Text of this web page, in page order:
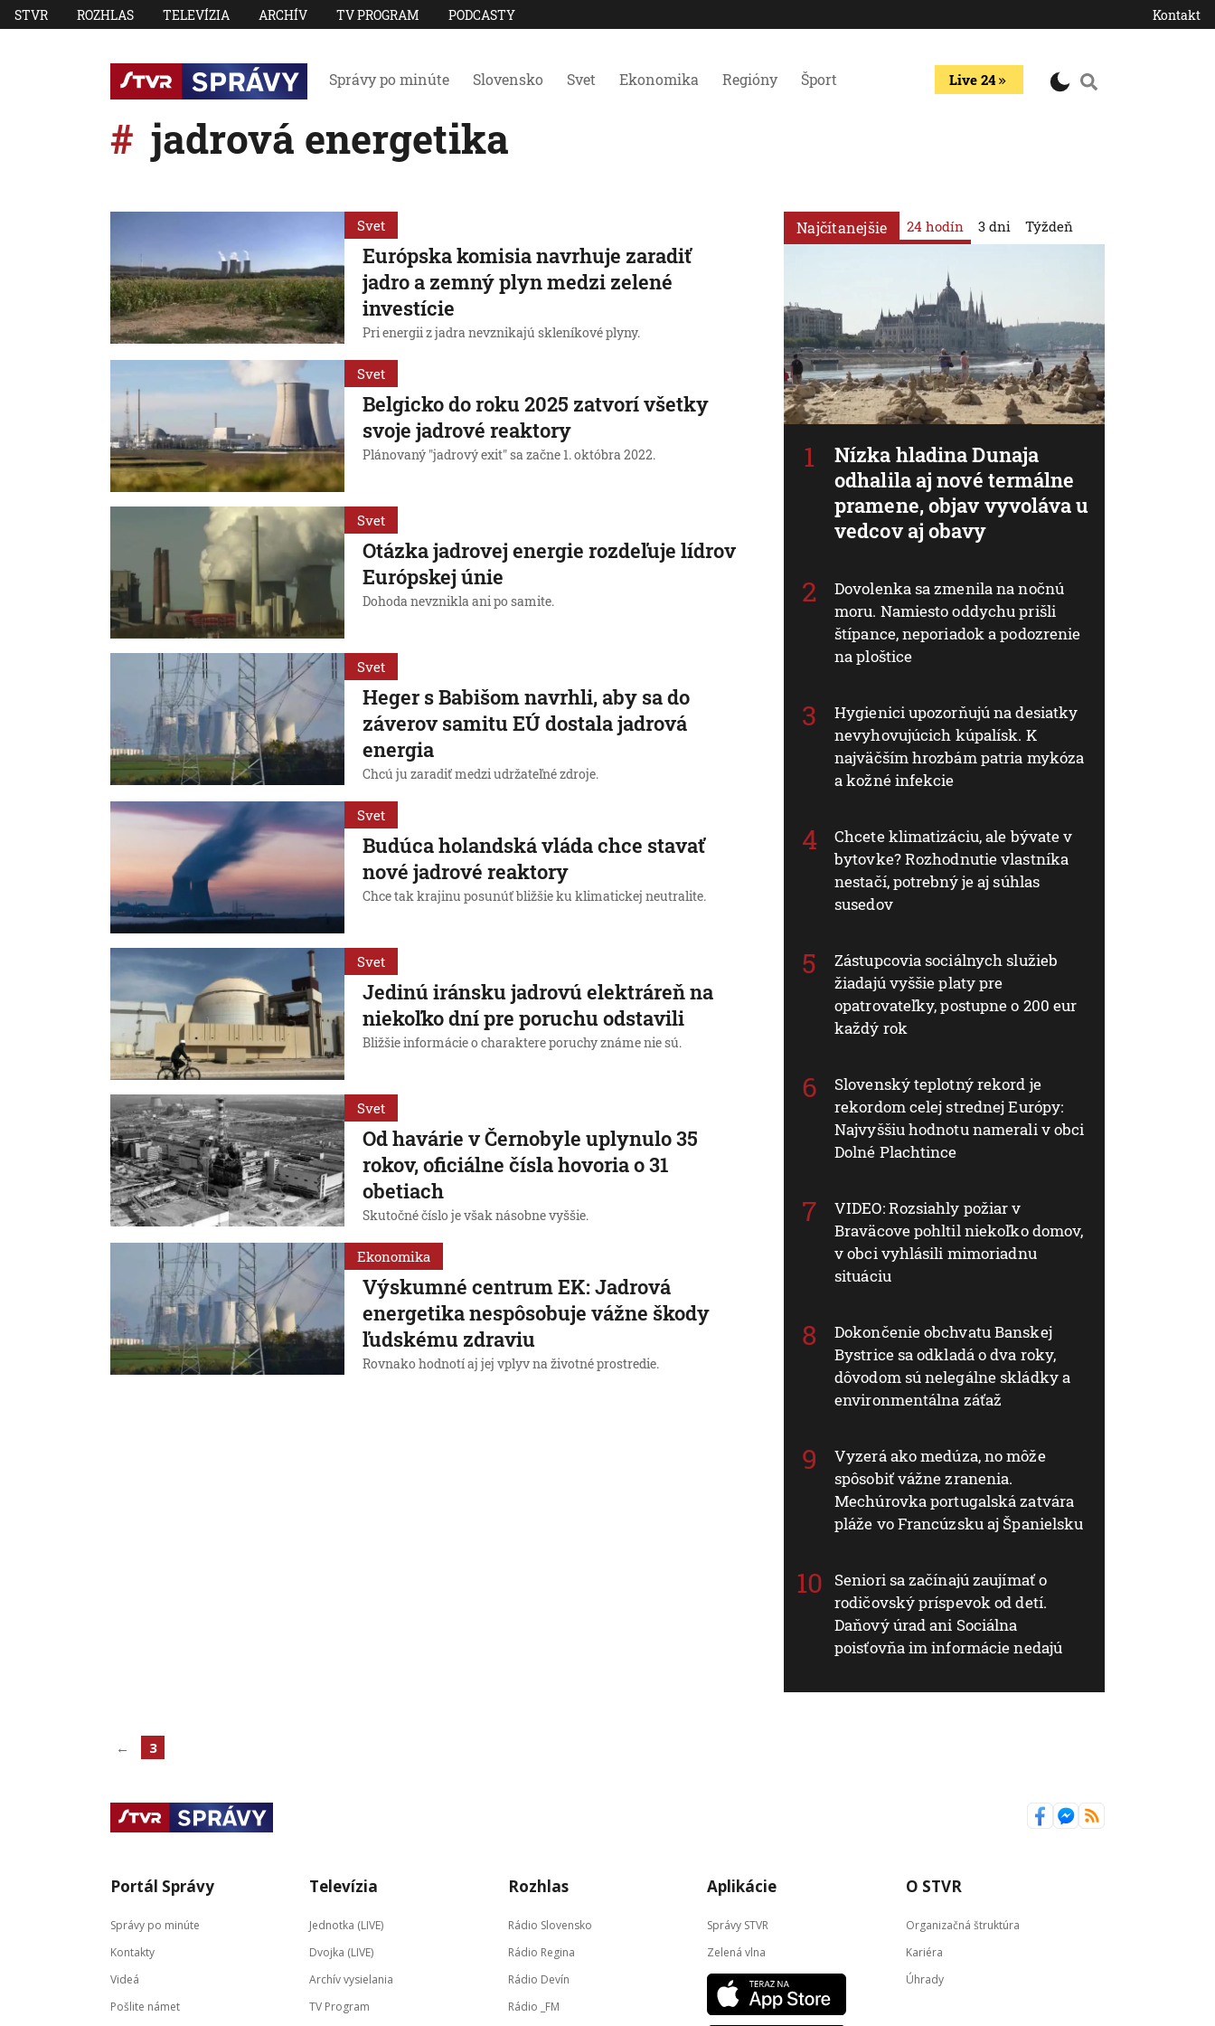
STVR ROZHLAS TELEVÍZIA ARCHÍV TV PROGRAM PODCASTY Kontakt
Správy po minúte Slovensko Svet Ekonomika Regióny Šport Live 24
jadrová energetika
Svet
Európska komisia navrhuje zaradiť
jadro a zemný plyn medzi zelené
investície
Pri energii z jadra nevznikajú skleníkové plyny.
Svet
Belgicko do roku 2025 zatvorí všetky
svoje jadrové reaktory
Plánovaný "jadrový exit" sa začne 1. októbra 2022.
Svet
Otázka jadrovej energie rozdeľuje lídrov
Európskej únie
Dohoda nevznikla ani po samite.
Svet
Heger s Babišom navrhli, aby sa do
záverov samitu EÚ dostala jadrová
energia
Chcú ju zaradiť medzi udržateľné zdroje.
Svet
Budúca holandská vláda chce stavať
nové jadrové reaktory
Chce tak krajinu posunúť bližšie ku klimatickej neutralite.
Svet
Jedinú iránsku jadrovú elektráreň na
niekoľko dní pre poruchu odstavili
Bližšie informácie o charaktere poruchy známe nie sú.
Svet
Od havárie v Černobyle uplynulo 35
rokov, oficiálne čísla hovoria o 31
obetiach
Skutočné číslo je však násobne vyššie.
Ekonomika
Výskumné centrum EK: Jadrová
energetika nespôsobuje vážne škody
ľudskému zdraviu
Rovnako hodnotí aj jej vplyv na životné prostredie.
Najčítanejšie 24 hodín
Nízka hladina Dunaja
odhalila aj nové termálne
pramene, objav vyvoláva u
vedcov aj obavy
Dovolenka sa zmenila na nočnú
moru. Namiesto oddychu prišli
štípance, neporiadok a podozrenie
na ploštice
Hygienici upozorňujú na desiatky
nevyhovujúcich kúpalísk. K
najväčším hrozbám patria mykóza
a kožné infekcie
Chcete klimatizáciu, ale bývate v
bytovke? Rozhodnutie vlastníka
nestačí, potrebný je aj súhlas
susedov
Zástupcovia sociálnych služieb
žiadajú vyššie platy pre
opatrovateľky, postupne o 200 eur
každý rok
Slovenský teplotný rekord je
rekordom celej strednej Európy:
Najvyššiu hodnotu namerali v obci
Dolné Plachtince
VIDEO: Rozsiahly požiar v
Braväcove pohltil niekoľko domov,
v obci vyhlásili mimoriadnu
situáciu
Dokončenie obchvatu Banskej
Bystrice sa odkladá o dva roky,
dôvodom sú nelegálne skládky a
environmentálna záťaž
Vyzerá ako medúza, no môže
spôsobiť vážne zranenia.
Mechúrovka portugalská zatvára
pláže vo Francúzsku aj Španielsku
Seniori sa začínajú zaujímať o
rodičovský príspevok od detí.
Daňový úrad ani Sociálna
poisťovňa im informácie nedajú
3 dni Týždeň
← 3
Portál Správy
Správy po minúte
Kontakty
Videá
Pošlite námet
Televízia
Jednotka (LIVE)
Dvojka (LIVE)
Archív vysielania
TV Program
Rozhlas
Rádio Slovensko
Rádio Regina
Rádio Devín
Rádio _FM
Aplikácie
Správy STVR
Zelená vlna
O STVR
Organizačná štruktúra
Kariéra
Úhrady